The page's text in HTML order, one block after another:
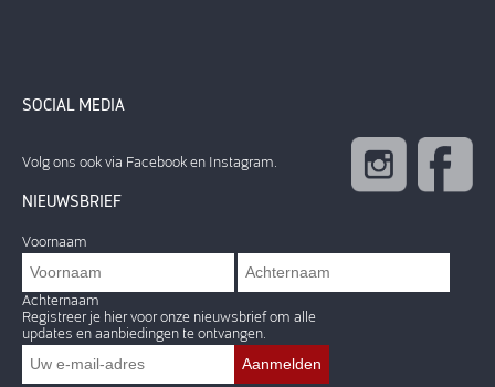
SOCIAL MEDIA
Volg ons ook via Facebook en Instagram.
NIEUWSBRIEF
Voornaam
Achternaam
Registreer je hier voor onze nieuwsbrief om alle
updates en aanbiedingen te ontvangen.